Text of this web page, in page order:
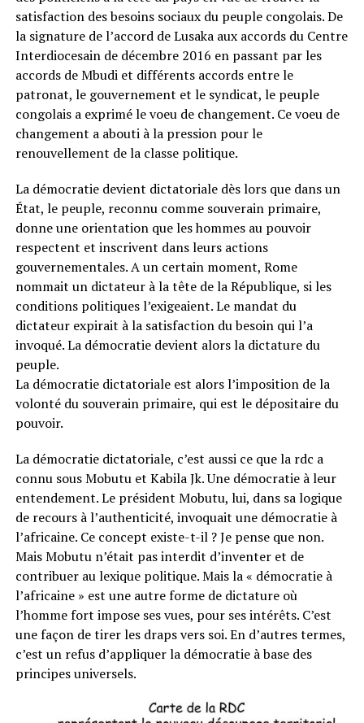
satisfaction des besoins sociaux du peuple congolais. De
la signature de l’accord de Lusaka aux accords du Centre
Interdiocesain de décembre 2016 en passant par les
accords de Mbudi et différents accords entre le
patronat, le gouvernement et le syndicat, le peuple
congolais a exprimé le voeu de changement. Ce voeu de
changement a abouti à la pression pour le
renouvellement de la classe politique.
La démocratie devient dictatoriale dès lors que dans un
État, le peuple, reconnu comme souverain primaire,
donne une orientation que les hommes au pouvoir
respectent et inscrivent dans leurs actions
gouvernementales. A un certain moment, Rome
nommait un dictateur à la tête de la République, si les
conditions politiques l’exigeaient. Le mandat du
dictateur expirait à la satisfaction du besoin qui l’a
invoqué. La démocratie devient alors la dictature du
peuple.
La démocratie dictatoriale est alors l’imposition de la
volonté du souverain primaire, qui est le dépositaire du
pouvoir.
La démocratie dictatoriale, c’est aussi ce que la rdc a
connu sous Mobutu et Kabila Jk. Une démocratie à leur
entendement. Le président Mobutu, lui, dans sa logique
de recours à l’authenticité, invoquait une démocratie à
l’africaine. Ce concept existe-t-il ? Je pense que non.
Mais Mobutu n’était pas interdit d’inventer et de
contribuer au lexique politique. Mais la « démocratie à
l’africaine » est une autre forme de dictature où
l’homme fort impose ses vues, pour ses intérêts. C’est
une façon de tirer les draps vers soi. En d’autres termes,
c’est un refus d’appliquer la démocratie à base des
principes universels.